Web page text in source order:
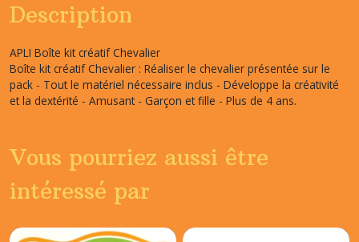
Description
APLI Boîte kit créatif Chevalier
Boîte kit créatif Chevalier : Réaliser le chevalier présentée sur le
pack - Tout le matériel nécessaire inclus - Développe la créativité
et la dextérité - Amusant - Garçon et fille - Plus de 4 ans.
Vous pourriez aussi être
intéressé par